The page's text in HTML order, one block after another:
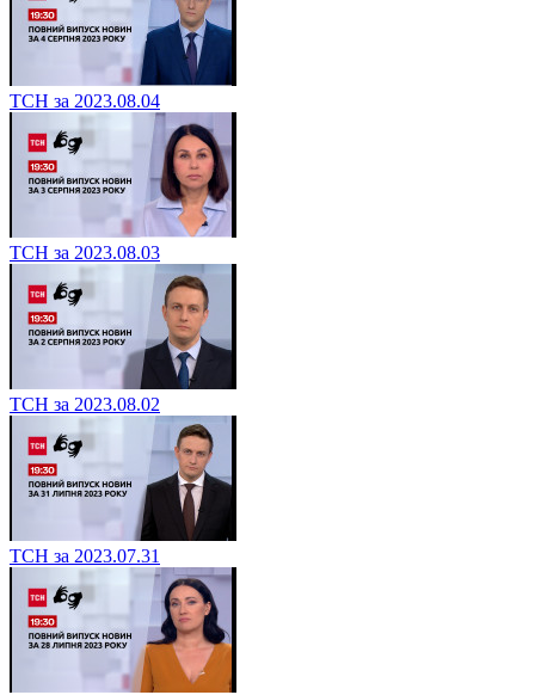
ТСН за 2023.08.04
ТСН за 2023.08.03
ТСН за 2023.08.02
ТСН за 2023.07.31